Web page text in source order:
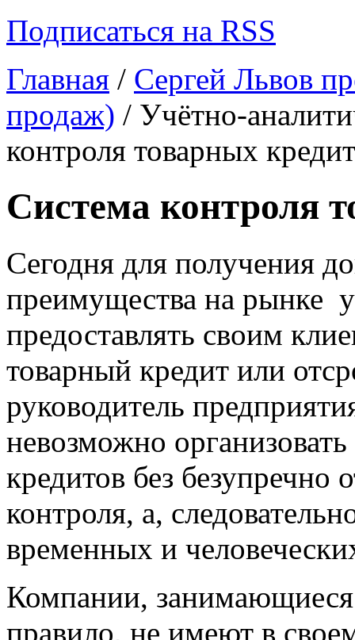
Подписаться на RSS
Главная / Сергей Львов
продаж) / Учётно-
контроля товарных
Система контроля
Сегодня для получения
преимущества на рынке
предоставлять своим
товарный кредит или
руководитель
невозможно
кредитов без безупречно
контроля, а,
временных и
Компании,
правило, не имеют в